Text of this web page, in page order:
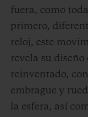
fuera, como
primero,
reloj, este
revela su
reinventado,
embrague y
la esfera, así